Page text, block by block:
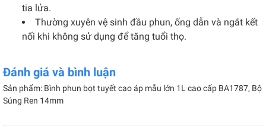
tia lửa.
Thường xuyên vệ sinh đầu phun, ống dẫn và ngắt kết
nối khi không sử dụng để tăng tuổi thọ.
Đánh giá và bình luận
Sản phẩm: Bình phun bọt tuyết cao áp mẫu lớn 1L cao cấp BA1787, Bộ
Súng Ren 14mm